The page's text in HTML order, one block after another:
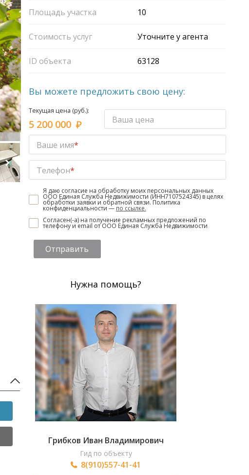
Площадь участка 10
Стоимость услуг Уточните у агента
ID объекта 63128
Вы можете предложить свою цену:
Текущая цена (руб.):
5 200 000 Ваша цена
Ваше имя*
Телефон*
Я даю согласие на обработку моих персональных данных
ООО Единая Служба Недвижимости (ИНН7107524345) в целях
обработки заявки и обратной связи. Политика
конфиденциальности — по ссылке.
Согласен(-а) на получение рекламных предложений по
телефону и email от ООО Единая Служба Недвижимости
Отправить
Нужна помощь?
Грибков Иван Владимирович
Гид по объекту
8(910)557-41-41